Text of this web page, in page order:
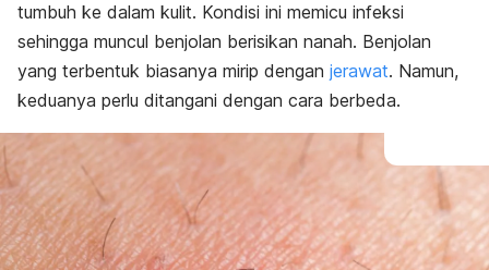
tumbuh ke dalam kulit. Kondisi ini memicu infeksi
sehingga muncul benjolan berisikan nanah. Benjolan
yang terbentuk biasanya mirip dengan jerawat. Namun,
keduanya perlu ditangani dengan cara berbeda.